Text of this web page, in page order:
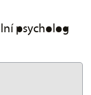
psycholog